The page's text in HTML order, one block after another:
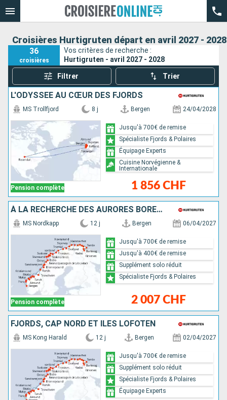
Croisières Hurtigruten départ en avril 2027 - 2028
36
croisières
Vos critères de recherche :
Hurtigruten - avril 2027 - 2028
Filtrer Trier
L'ODYSSÉE AU CŒUR DES FJORDS
Pension complète
MS Trollfjord 8 j Bergen 24/04/2028
1 856 CHF
Jusqu'à 700€ de remise
Spécialiste Fjords & Polaires
Équipage Experts
Cuisine Norvégienne &
Internationale
À LA RECHERCHE DES AURORES BORÉALES
Pension complète
MS Nordkapp 12 j Bergen 06/04/2027
2 007 CHF
Jusqu'à 700€ de remise
Jusqu'à 400€ de remise
Supplément solo réduit
Spécialiste Fjords & Polaires
FJORDS, CAP NORD ET ÎLES LOFOTEN
MS Kong Harald 12 j Bergen 02/04/2027
Jusqu'à 700€ de remise
Supplément solo réduit
Spécialiste Fjords & Polaires
Équipage Experts